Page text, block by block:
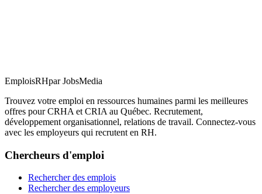
EmploisRHpar JobsMedia
Trouvez votre emploi en ressources humaines parmi les meilleures
offres pour CRHA et CRIA au Québec. Recrutement,
développement organisationnel, relations de travail. Connectez-vous
avec les employeurs qui recrutent en RH.
Chercheurs d'emploi
Rechercher des emplois
Rechercher des employeurs